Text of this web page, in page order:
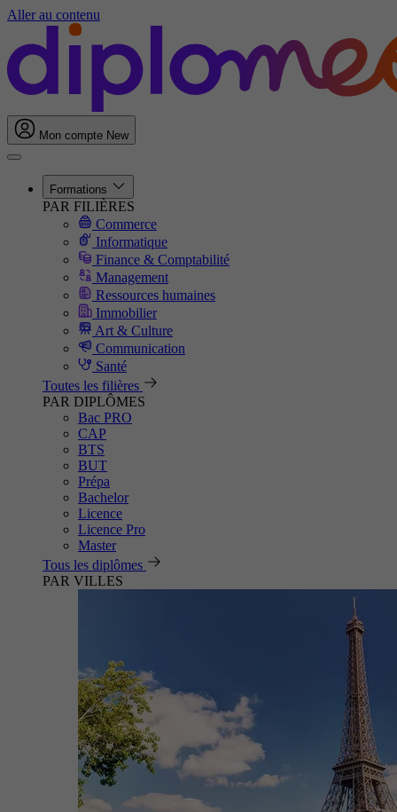
Aller au contenu
Mon compte New
Formations
PAR FILIÈRES
Commerce
Informatique
Finance & Comptabilité
Management
Ressources humaines
Immobilier
Art & Culture
Communication
Santé
Toutes les filières
PAR DIPLÔMES
Bac PRO
CAP
BTS
BUT
Prépa
Bachelor
Licence
Licence Pro
Master
Tous les diplômes
PAR VILLES